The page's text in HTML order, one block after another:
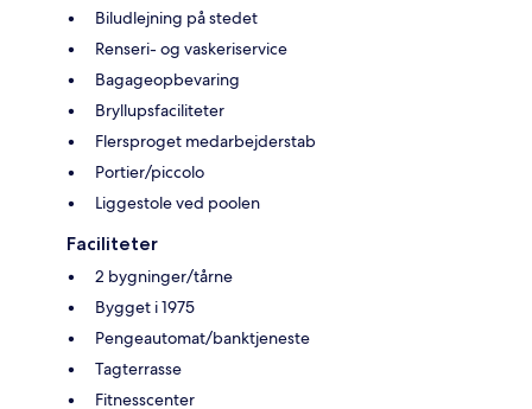
Biludlejning på stedet
Renseri- og vaskeriservice
Bagageopbevaring
Bryllupsfaciliteter
Flersproget medarbejderstab
Portier/piccolo
Liggestole ved poolen
Faciliteter
2 bygninger/tårne
Bygget i 1975
Pengeautomat/banktjeneste
Tagterrasse
Fitnesscenter